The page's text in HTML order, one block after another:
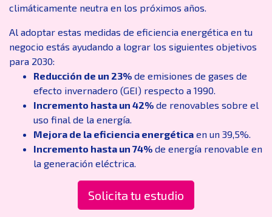
climáticamente neutra en los próximos años.
Al adoptar estas medidas de eficiencia energética en tu
negocio estás ayudando a lograr los siguientes objetivos
para 2030:
Reducción de un 23% de emisiones de gases de
efecto invernadero (GEI) respecto a 1990.
Incremento hasta un 42% de renovables sobre el
uso final de la energía.
Mejora de la eficiencia energética en un 39,5%.
Incremento hasta un 74% de energía renovable en
la generación eléctrica.
Solicita tu estudio